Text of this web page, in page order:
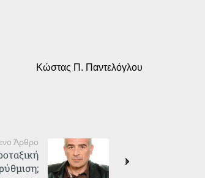
Κώστας Π. Παντελόγλου
Άρθρο